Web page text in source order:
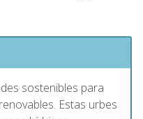
sostenibles para
Estas urbes